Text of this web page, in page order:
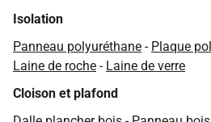
Isolation
Panneau polyuréthane - Plaque
Laine de roche - Laine de verre
Cloison et plafond